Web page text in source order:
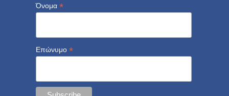
Όνομα *
Επώνυμο *